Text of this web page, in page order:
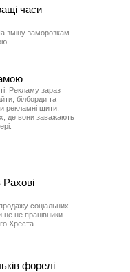
часи
зміну заморозкам
Рекламу зараз
білборди та
рекламні щити,
де вони заважають
соціальних
це не працівники
Хреста.
форелі